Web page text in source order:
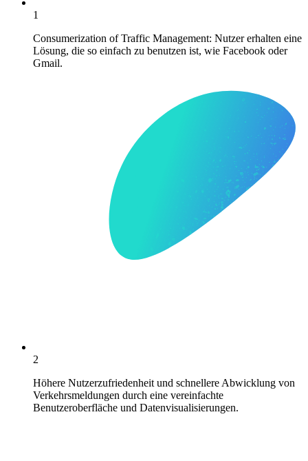
1
Consumerization of Traffic Management: Nutzer erhalten eine
Lösung, die so einfach zu benutzen ist, wie Facebook oder
Gmail.
2
Höhere Nutzerzufriedenheit und schnellere Abwicklung von
Verkehrsmeldungen durch eine vereinfachte
Benutzeroberfläche und Datenvisualisierungen.